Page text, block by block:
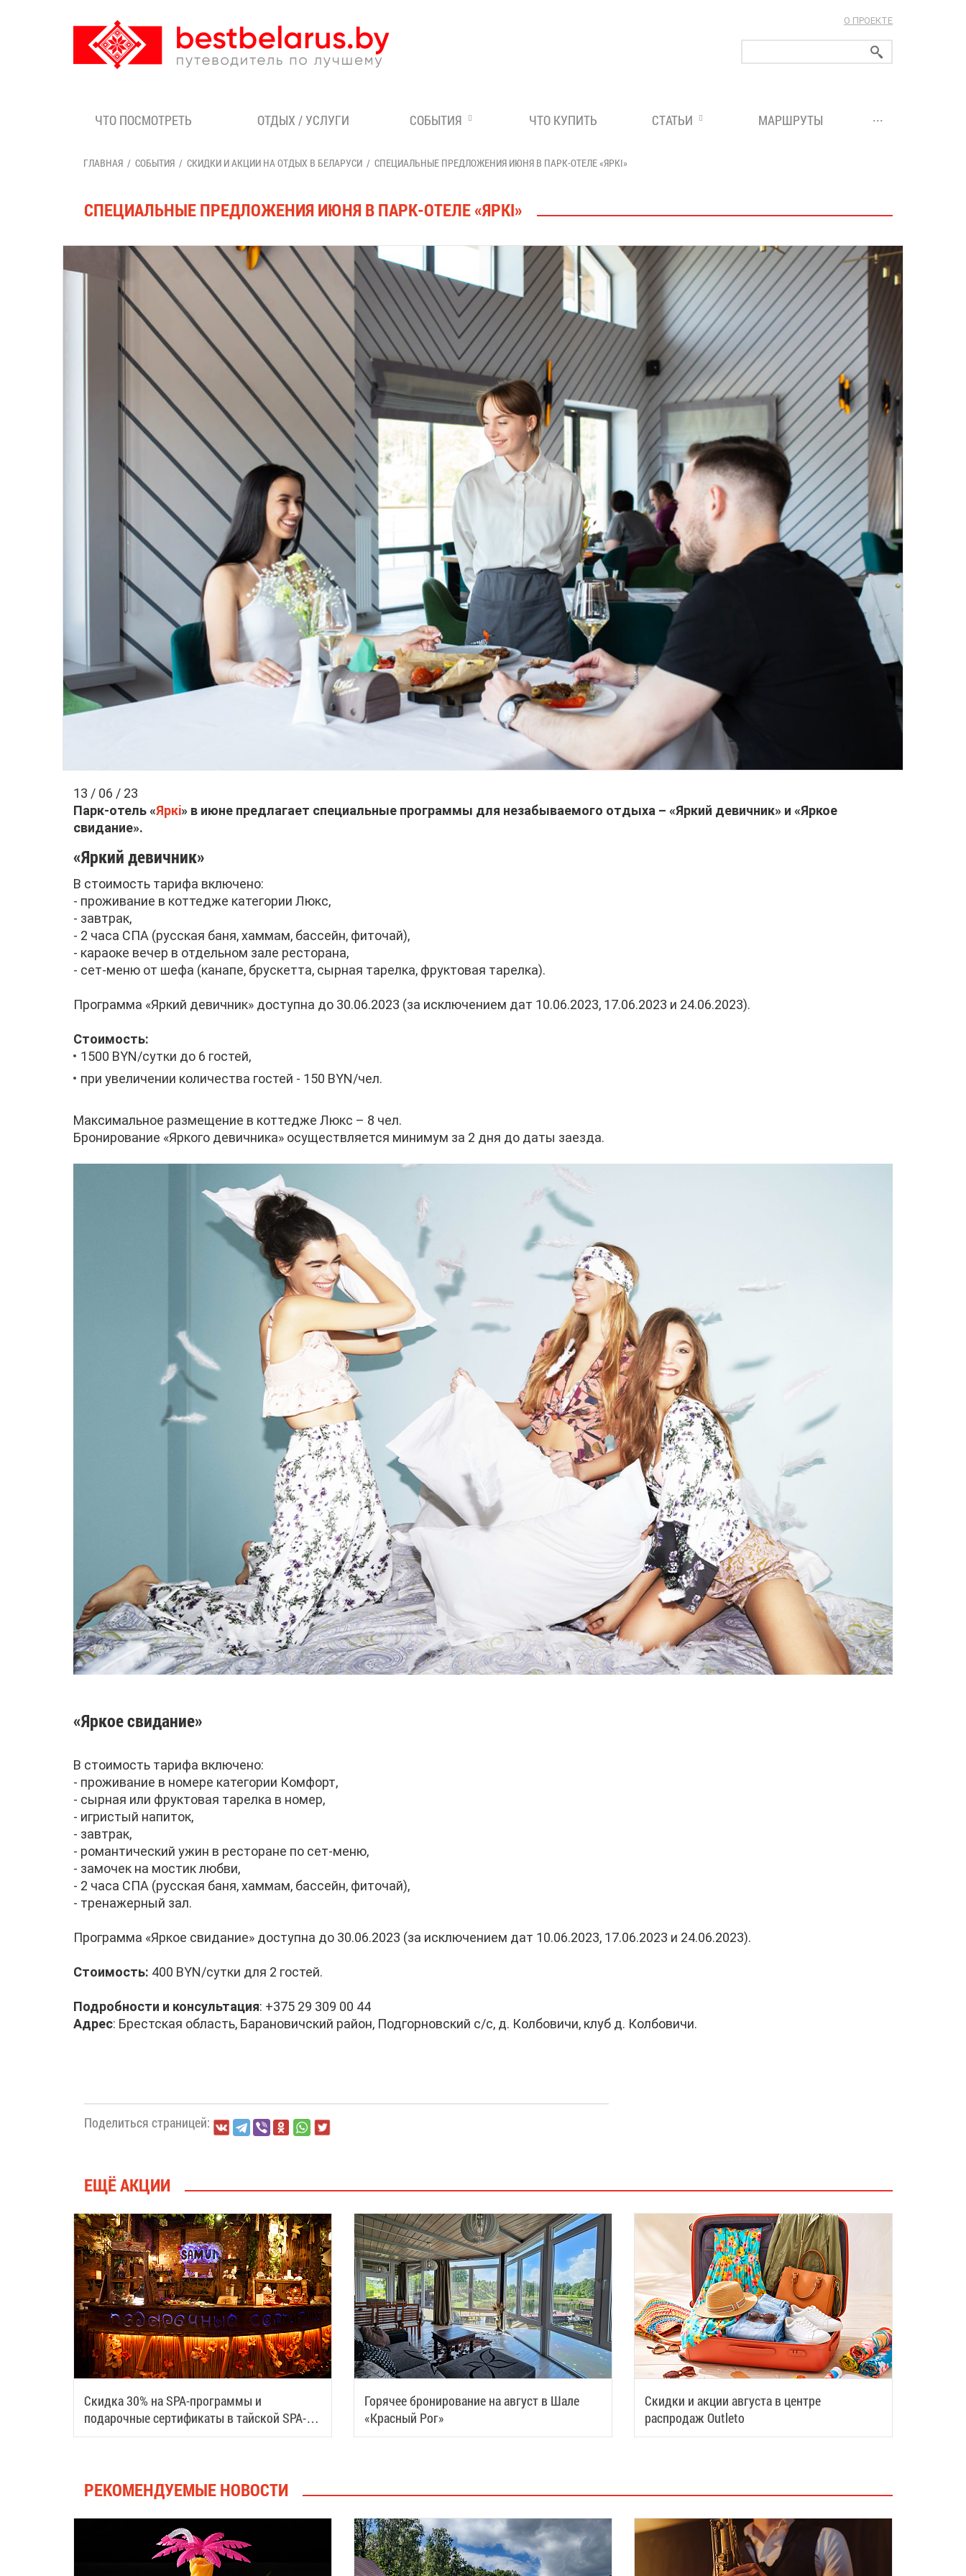
О ПРОЕКТЕ
ЧТО ПОСМОТРЕТЬ ОТДЫХ / УСЛУГИ СОБЫТИЯ ЧТО КУПИТЬ СТАТЬИ МАРШРУТЫ ...
ГЛАВНАЯ СОБЫТИЯ СКИДКИ И АКЦИИ НА ОТДЫХ В БЕЛАРУСИ СПЕЦИАЛЬНЫЕ ПРЕДЛОЖЕНИЯ ИЮНЯ В ПАРК-ОТЕЛЕ «ЯРКI»
СПЕЦИАЛЬНЫЕ ПРЕДЛОЖЕНИЯ ИЮНЯ В ПАРК-ОТЕЛЕ «ЯРКI»
13 / 06 / 23
Парк-отель «Яркi» в июне предлагает специальные программы для незабываемого отдыха – «Яркий девичник» и «Яркое
свидание».
«Яркий девичник»
В стоимость тарифа включено:
- проживание в коттедже категории Люкс,
- завтрак,
- 2 часа СПА (русская баня, хаммам, бассейн, фиточай),
- караоке вечер в отдельном зале ресторана,
- сет-меню от шефа (канапе, брускетта, сырная тарелка, фруктовая тарелка).
Программа «Яркий девичник» доступна до 30.06.2023 (за исключением дат 10.06.2023, 17.06.2023 и 24.06.2023).
Стоимость:
1500 BYN/сутки до 6 гостей,
при увеличении количества гостей - 150 BYN/чел.
Максимальное размещение в коттедже Люкс – 8 чел.
Бронирование «Яркого девичника» осуществляется минимум за 2 дня до даты заезда.
«Яркое свидание»
В стоимость тарифа включено:
- проживание в номере категории Комфорт,
- сырная или фруктовая тарелка в номер,
- игристый напиток,
- завтрак,
- романтический ужин в ресторане по сет-меню,
- замочек на мостик любви,
- 2 часа СПА (русская баня, хаммам, бассейн, фиточай),
- тренажерный зал.
Программа «Яркое свидание» доступна до 30.06.2023 (за исключением дат 10.06.2023, 17.06.2023 и 24.06.2023).
Стоимость: 400 BYN/сутки для 2 гостей.
Подробности и консультация: +375 29 309 00 44
Адрес: Брестская область, Барановичский район, Подгорновский с/с, д. Колбовичи, клуб д. Колбовичи.
Поделиться страницей:
ЕЩЁ АКЦИИ
Скидка 30% на SPA-программы и
подарочные сертификаты в тайской SPA-
деревне Samui
Горячее бронирование на август в Шале
«Красный Рог»
Скидки и акции августа в центре
распродаж Outleto
РЕКОМЕНДУЕМЫЕ НОВОСТИ